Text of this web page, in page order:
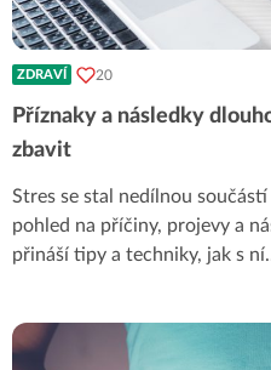
ZDRAVÍ 20
Příznaky a následky
zbavit
Stres se stal nedílnou
pohled na příčiny, projevy a
přináší tipy a techniky, jak s ní